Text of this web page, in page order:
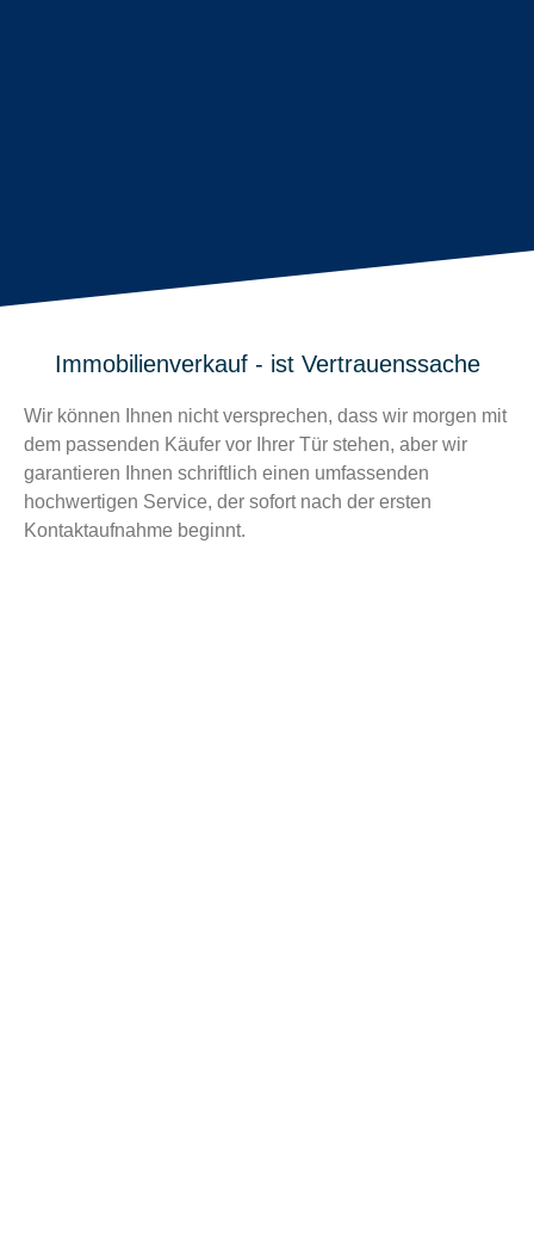
Immobilienverkauf - ist Vertrauenssache
Wir können Ihnen nicht versprechen, dass wir morgen mit
dem passenden Käufer vor Ihrer Tür stehen, aber wir
garantieren Ihnen schriftlich einen umfassenden
hochwertigen Service, der sofort nach der ersten
Kontaktaufnahme beginnt.